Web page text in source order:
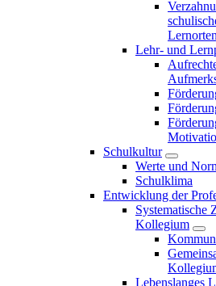
Lehr- und
Schulkultur
Werte und
Schulklima
Entwicklung der
Systematische
Kollegium
Lebenslanges